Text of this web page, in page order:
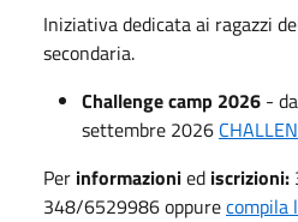
Iniziativa dedicata ai ragazzi
secondaria.
Challenge camp 2026 -
settembre 2026
Per informazionied iscrizioni:
348/6529986 oppurecompila